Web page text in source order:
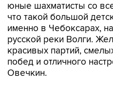
юные шахматисты со
что такой большой
именно в Чебоксарах,
русской реки Волги.
красивых партий,
побед и отличного
Овечкин.